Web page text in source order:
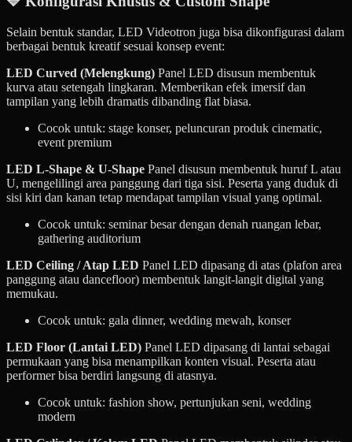
Selain bentuk standar, LED Videotron juga bisa dikonfigurasi dalam
berbagai bentuk kreatif sesuai konsep event:
LED Curved (Melengkung) Panel LED disusun membentuk
kurva atau setengah lingkaran. Memberikan efek imersif dan
tampilan yang lebih dramatis dibanding flat biasa.
Cocok untuk: stage konser, peluncuran produk cinematic,
event premium
LED L-Shape & U-Shape Panel disusun membentuk huruf L atau
U, mengelilingi area panggung dari tiga sisi. Peserta yang duduk di
sisi kiri dan kanan tetap mendapat tampilan visual yang optimal.
Cocok untuk: seminar besar dengan denah ruangan lebar,
gathering auditorium
LED Ceiling / Atap LED Panel LED dipasang di atas (plafon area
panggung atau dancefloor) membentuk langit-langit digital yang
memukau.
Cocok untuk: gala dinner, wedding mewah, konser
LED Floor (Lantai LED) Panel LED dipasang di lantai sebagai
permukaan yang bisa menampilkan konten visual. Peserta atau
performer bisa berdiri langsung di atasnya.
Cocok untuk: fashion show, pertunjukan seni, wedding
modern